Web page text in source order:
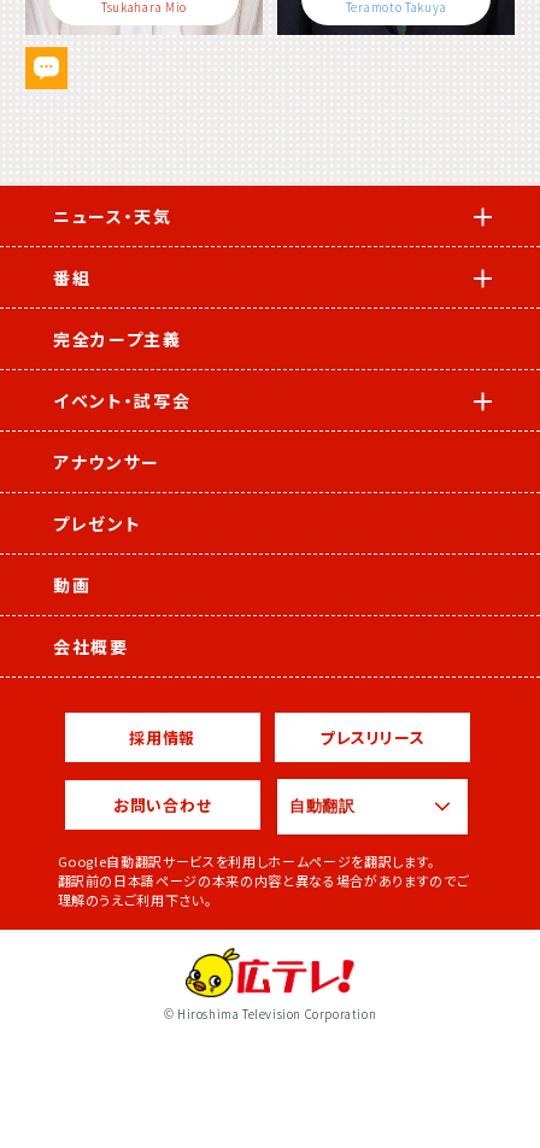
Tsukahara Mio Teramoto Takuya
ニュース・天気
番組
完全カープ主義
イベント・試写会
アナウンサー
プレゼント
動画
会社概要
採用情報 プレスリリース
お問い合わせ
Google自動翻訳サービスを利用しホームページを翻訳します。
翻訳前の日本語ページの本来の内容と異なる場合がありますのでご
理解のうえご利用下さい。
© Hiroshima Television Corporation